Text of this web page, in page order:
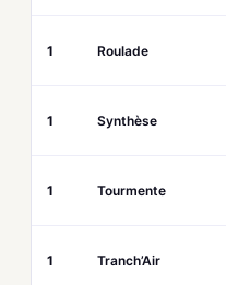
1 Roulade
1 Synthèse
1 Tourmente
1 Tranch’Air